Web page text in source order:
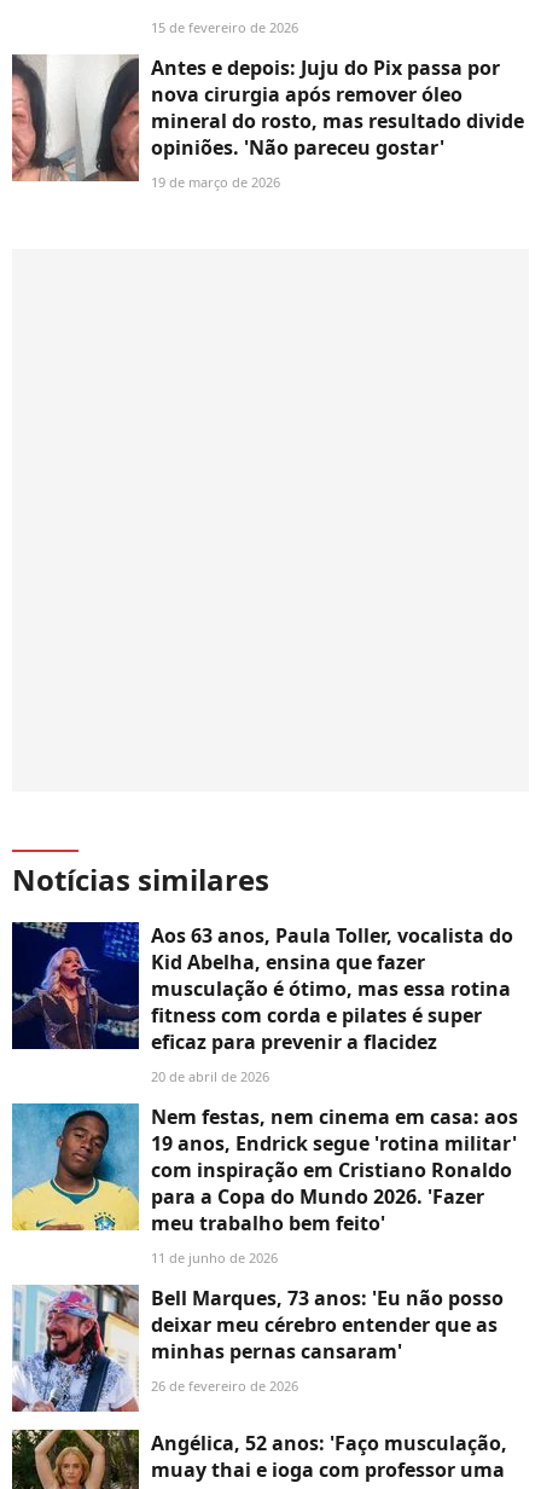
15 de fevereiro de 2026
Antes e depois: Juju do Pix passa por
nova cirurgia após remover óleo
mineral do rosto, mas resultado divide
opiniões. 'Não pareceu gostar'
19 de março de 2026
Notícias similares
Aos 63 anos, Paula Toller, vocalista do
Kid Abelha, ensina que fazer
musculação é ótimo, mas essa rotina
fitness com corda e pilates é super
eficaz para prevenir a flacidez
20 de abril de 2026
Nem festas, nem cinema em casa: aos
19 anos, Endrick segue 'rotina militar'
com inspiração em Cristiano Ronaldo
para a Copa do Mundo 2026. 'Fazer
meu trabalho bem feito'
11 de junho de 2026
Bell Marques, 73 anos: 'Eu não posso
deixar meu cérebro entender que as
minhas pernas cansaram'
26 de fevereiro de 2026
Angélica, 52 anos: 'Faço musculação,
muay thai e ioga com professor uma